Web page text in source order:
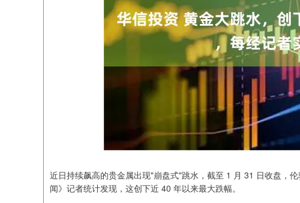
近日持续飙高的贵金属出现"崩盘式"跳水，截至 1 月 31 日收盘，
闻》记者统计发现，这创下近 40 年以来最大跌幅。
1.02% 深证成指